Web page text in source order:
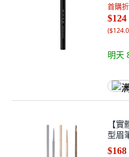
首購
$124
(
明天
【
型眉
$168